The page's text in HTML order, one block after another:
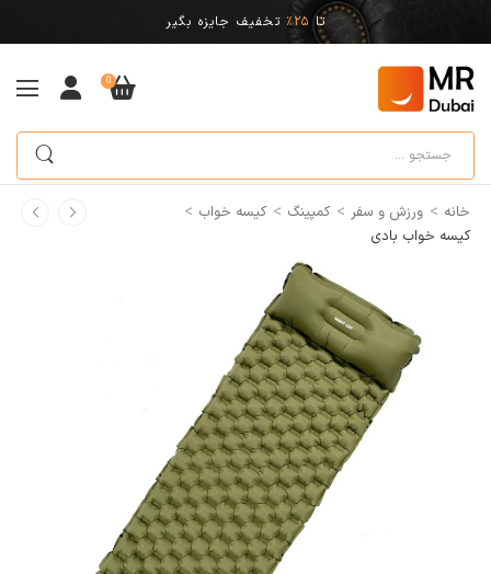
تا 25% تخفیف جایزه بگیر
0
خانه > ورزش و سفر > کمپینگ > کیسه خواب >
کیسه خواب بادی